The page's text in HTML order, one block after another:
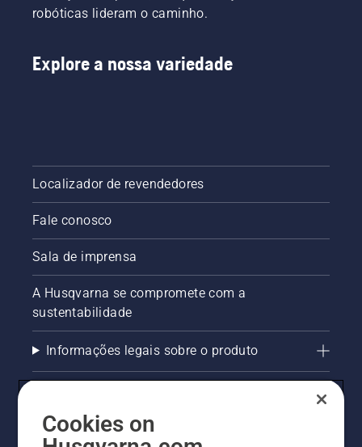
componentes
à
zero
nossos
produtos
e
pequenos
animais.
robóticas lideram o caminho.
Explore a nossa variedade
Localizador de revendedores
Fale conosco
Sala de imprensa
A Husqvarna se compromete com a
sustentabilidade
Informações legais sobre o produto
Outros sites Husqvarna
Cookies on